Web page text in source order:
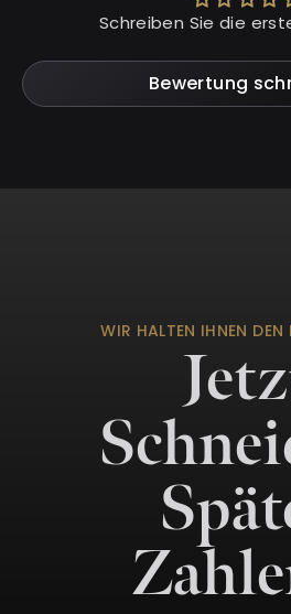
Schreiben Sie die
Bewertung
WIR HALTEN IHNEN DEN